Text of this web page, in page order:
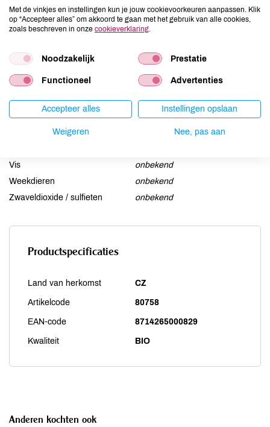
Ei
onbekend
Gluten
onbekend
Lupine
onbekend
Noten
onbekend
Schaaldieren
onbekend
Selderij
onbekend
Vis
onbekend
Weekdieren
onbekend
Zwaveldioxide / sulfieten
onbekend
Productspecificaties
Land van herkomst CZ
Artikelcode 80758
EAN-code 8714265000829
Kwaliteit BIO
Anderen kochten ook
Met de vinkjes en instellingen kun je jouw cookievoorkeuren aanpassen. Klik
op “Accepteer alles” om akkoord te gaan met het gebruik van alle cookies,
zoals beschreven in onze cookieverklaring.
Noodzakelijk Prestatie
Functioneel Advertenties
Accepteer alles Instellingen opslaan
Weigeren Nee, pas aan